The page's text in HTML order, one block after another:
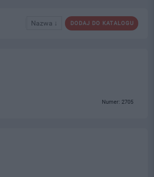
DODAJ DO KATALOGU
Nazwa ↓
Numer: 2705